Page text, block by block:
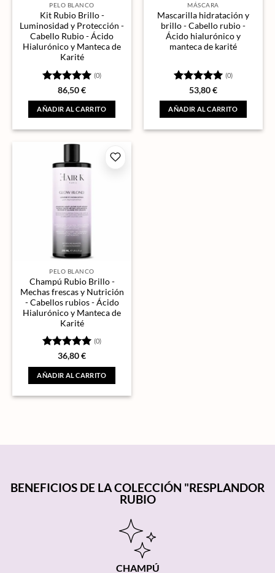
PELO BLANCO
Kit Rubio Brillo -
Luminosidad y Protección -
Cabello Rubio - Ácido
Hialurónico y Manteca de
Karité
Valorado
con5de 5
(0)
86,50€
AÑADIR AL CARRITO
MÁSCARA
Mascarilla hidratación y
brillo - Cabello rubio -
Ácido hialurónico y
manteca de karité
Valorado
con5de 5
(0)
53,80€
AÑADIR AL CARRITO
PELO BLANCO
Champú Rubio Brillo -
Mechas frescas y Nutrición
- Cabellos rubios - Ácido
Hialurónico y Manteca de
Karité
Valorado
con5de 5
(0)
36,80€
AÑADIR AL CARRITO
BENEFICIOS DE LA COLECCIÓN "RESPLANDOR
RUBIO
CHAMPÚ